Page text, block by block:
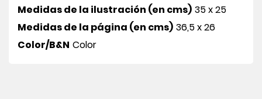
Medidas de la ilustración (en cms) 35 x 25
Medidas de la página (en cms) 36,5 x 26
Color/B&N Color